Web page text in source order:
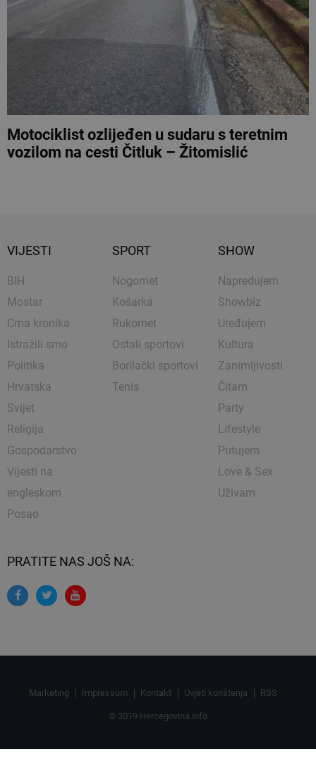
Motociklist ozlijeđen u sudaru s teretnim
vozilom na cesti Čitluk – Žitomislić
VIJESTI
BIH
Mostar
Crna kronika
Istražili smo
Politika
Hrvatska
Svijet
Religija
Gospodarstvo
Vijesti na
engleskom
Posao
SPORT
Nogomet
Košarka
Rukomet
Ostali sportovi
Borilački sportovi
Tenis
SHOW
Napredujem
Showbiz
Uređujem
Kultura
Zanimljivosti
Čitam
Party
Lifestyle
Putujem
Love & Sex
Uživam
PRATITE NAS JOŠ NA:
Marketing Impressum Kontakt Uvjeti korištenja RSS
© 2019 Hercegovina.info